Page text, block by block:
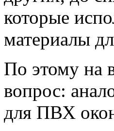
которые
материалы
По этому на
вопрос:
для ПВХ